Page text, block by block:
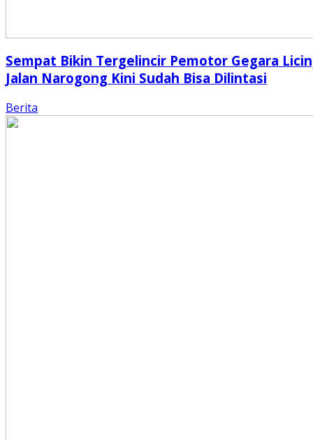
Sempat Bikin Tergelincir Pemotor Gegara
Jalan Narogong Kini Sudah Bisa Dilintasi
Berita